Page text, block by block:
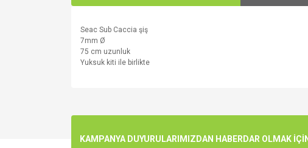
Seac Sub Caccia şiş
7mm Ø
75 cm uzunluk
Yuksuk kiti ile birlikte
Ürün resmi kalitesiz, bozuk veya görüntülenemiyor.
KAMPANYA DUYURULARIMIZDAN HABERDAR OLMAK